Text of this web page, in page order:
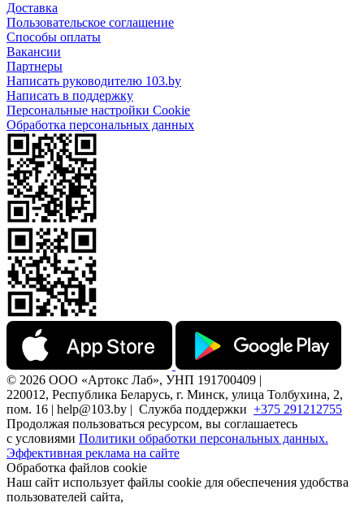
Доставка
Пользовательское соглашение
Способы оплаты
Вакансии
Партнеры
Написать руководителю 103.by
Написать в поддержку
Персональные настройки Cookie
Обработка персональных данных
© 2026 ООО «Артокс Лаб», УНП 191700409 |
220012, Республика Беларусь, г. Минск, улица Толбухина, 2,
пом. 16 | help@103.by | Служба поддержки +375 291212755
Продолжая пользоваться ресурсом, вы соглашаетесь
с условиями Политики обработки персональных данных.
Эффективная реклама на сайте
Обработка файлов cookie
Наш сайт использует файлы cookie для обеспечения удобства
пользователей сайта,